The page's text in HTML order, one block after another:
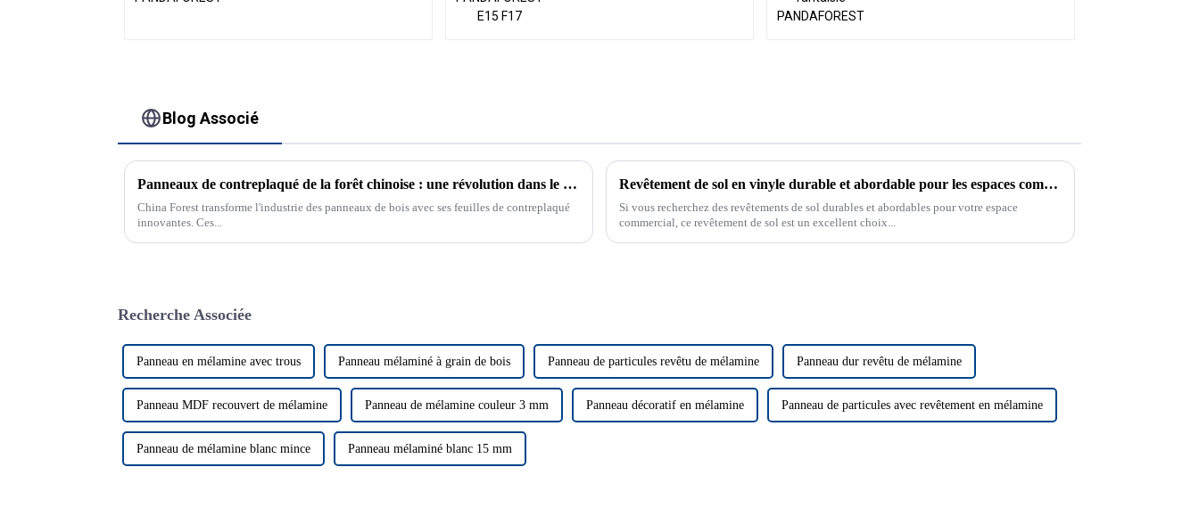
Blog Associé
Panneaux de contreplaqué de la forêt chinoise : une révolution dans le domaine des panneaux de bois
China Forest transforme l'industrie des panneaux de bois avec ses feuilles de contreplaqué
innovantes. Ces...
Revêtement de sol en vinyle durable et abordable pour les espaces commerciaux
Si vous recherchez des revêtements de sol durables et abordables pour votre espace
commercial, ce revêtement de sol est un excellent choix...
Recherche Associée
Panneau en mélamine avec trous Panneau mélaminé à grain de bois Panneau de particules revêtu de mélamine Panneau dur revêtu de mélamine
Panneau MDF recouvert de mélamine Panneau de mélamine couleur 3 mm Panneau décoratif en mélamine Panneau de particules avec revêtement en mélamine
Panneau de mélamine blanc mince Panneau mélaminé blanc 15 mm